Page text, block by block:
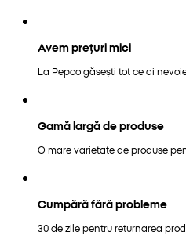
Avem prețuri mici
La Pepco găsești tot ce ai
Gamă largă de produse
O mare varietate de produse
Cumpără fără probleme
30 de zile pentru returnarea